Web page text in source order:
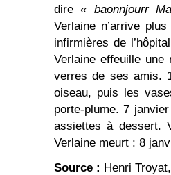
dire« baonnjourr
Verlaine n’arrive
infirmières de
Verlaine effeuille
verres de ses amis.
oiseau, puis les
porte-plume. 7
assiettes à dessert.
Verlaine meurt : 8
Source : Henri Troyat,